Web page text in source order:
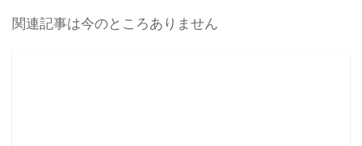
関連記事は今のところありません